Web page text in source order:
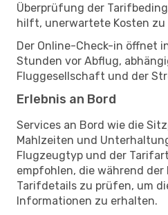
Überprüfung der
hilft, unerwartete Kosten zu
Der Online-Check-in öffnet
Stunden vor Abflug,
Fluggesellschaft und der
Erlebnis an Bord
Services an Bord wie die
Mahlzeiten und
Flugzeugtyp und der
empfohlen, die während
Tarifdetails zu prüfen, um
Informationen zu erhalten.